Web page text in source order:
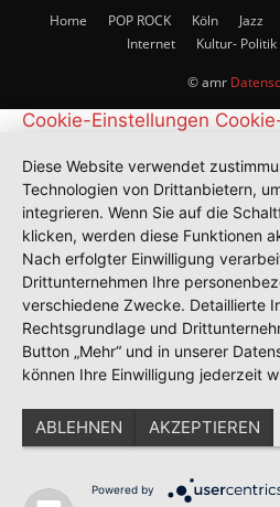
Home POP ROCK Köln Jazz
Internet
Kultur- Politik
© amr
Cookie-Einstellungen
Diese Website verwendet
Technologien von Drittanbietern,
integrieren. Wenn Sie auf die
klicken, werden diese Funktionen
Nach erfolgter Einwilligung
Drittunternehmen Ihre
verschiedene Zwecke. Detaillierte
Rechtsgrundlage und
Button „Mehr“ und in unserer
können Ihre Einwilligung jederzeit
ABLEHNEN AKZEPTIEREN
Powered by